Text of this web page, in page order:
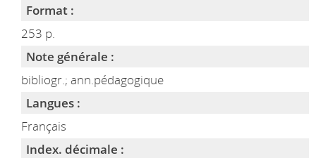
Format :
253 p.
Note générale :
bibliogr.; ann.pédagogique
Langues :
Français
Index. décimale :